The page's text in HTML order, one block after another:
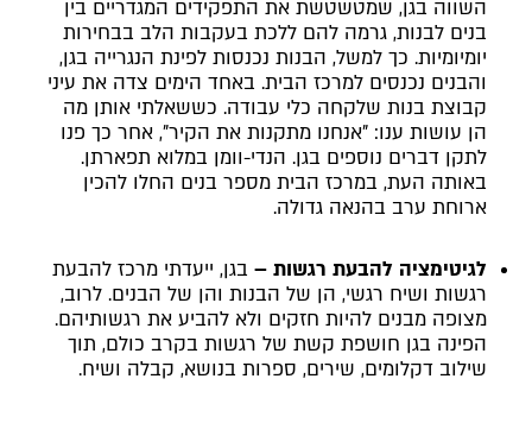
השווה בגן, שמטשטשת את התפקידים המגדריים בין
בנים לבנות, גרמה להם ללכת בעקבות הלב בבחירות
יומיומיות. כך למשל, הבנות נכנסות לפינת הנגרייה בגן,
והבנים נכנסים למרכז הבית. באחד הימים צדה את עיני
קבוצת בנות שלקחה כלי עבודה. כששאלתי אותן מה
הן עושות ענו: "אנחנו מתקנות את הקיר", אחר כך פנו
לתקן דברים נוספים בגן. הנדי-וומן במלוא תפארתן.
באותה העת, במרכז הבית מספר בנים החלו להכין
ארוחת ערב בהנאה גדולה.
לגיטימציה להבעת רגשות –בגן, ייעדתי מרכז להבעת
רגשות ושיח רגשי, הן של הבנות והן של הבנים. לרוב,
מצופה מבנים להיות חזקים ולא להביע את רגשותיהם.
הפינה בגן חושפת קשת של רגשות בקרב כולם, תוך
שילוב דקלומים, שירים, ספרות בנושא, קבלה ושיח.